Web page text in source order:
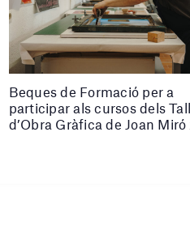
Beques de Formació per a
participar als cursos dels
d’Obra Gràfica de Joan